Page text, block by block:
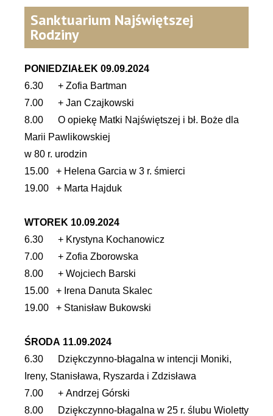
Sanktuarium Najświętszej
Rodziny
PONIEDZIAŁEK 09.09.2024
6.30 + Zofia Bartman
7.00 + Jan Czajkowski
8.00 O opiekę Matki Najświętszej i bł. Boże dla
Marii Pawlikowskiej
w 80 r. urodzin
15.00 + Helena Garcia w 3 r. śmierci
19.00 + Marta Hajduk
WTOREK 10.09.2024
6.30 + Krystyna Kochanowicz
7.00 + Zofia Zborowska
8.00 + Wojciech Barski
15.00 + Irena Danuta Skalec
19.00 + Stanisław Bukowski
ŚRODA 11.09.2024
6.30 Dziękczynno-błagalna w intencji Moniki,
Ireny, Stanisława, Ryszarda i Zdzisława
7.00 + Andrzej Górski
8.00 Dziękczynno-błagalna w 25 r. ślubu Wioletty